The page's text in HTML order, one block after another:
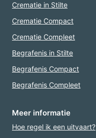
Crematie in Stilte
Crematie Compact
Crematie Compleet
Begrafenis in Stilte
Begrafenis Compact
Begrafenis Compleet
Meer informatie
Hoe regel ik een uitvaart?